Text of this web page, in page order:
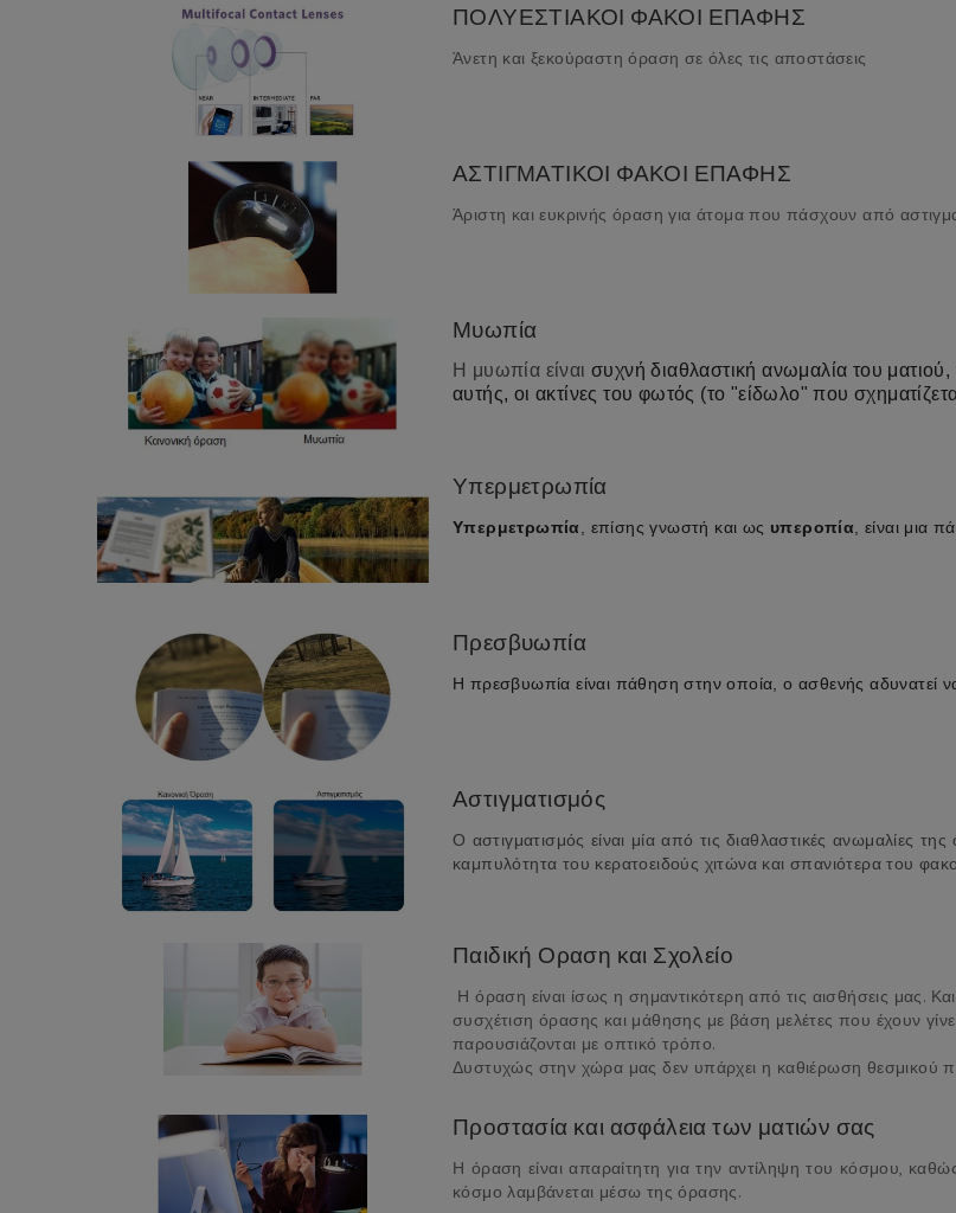
ΠΟΛΥΕΣΤΙΑΚΟΙ ΦΑΚΟΙ ΕΠΑΦΗΣ
Άνετη και ξεκούραστη όραση σε όλες τις αποστάσεις
ΑΣΤΙΓΜΑΤΙΚΟΙ ΦΑΚΟΙ ΕΠΑΦΗΣ
Άριστη και ευκρινής όραση για άτομα που πάσχουν από
Μυωπία
Η μυωπία είναισυχνή διαθλαστική ανωμαλία του
αυτής, οι ακτίνες του φωτός (το "είδωλο" που
Υπερμετρωπία
Υπερμετρωπία , επίσης γνωστή και ως υπεροπία , είναι μια
Πρεσβυωπία
Η πρεσβυωπία είναι πάθηση στην οποία, ο ασθενής αδυνατεί να
Αστιγματισμός
Ο αστιγματισμός είναι μία από τις διαθλαστικές ανωμαλίες
καμπυλότητα του κερατοειδούς χιτώνα και σπανιότερα του
Παιδική Οραση και Σχολείο
Η όραση είναι ίσως η σημαντικότερη από τις αισθήσεις μας.
συσχέτιση όρασης και μάθησης με βάση μελέτες που έχουν
παρουσιάζονται με οπτικό τρόπο.
Δυστυχώς στην χώρα μας δεν υπάρχει η καθιέρωση θεσμικού
Προστασία και ασφάλεια των ματιών σας
Η όραση είναι απαραίτητη για την αντίληψη του κόσμου,
κόσμο λαμβάνεται μέσω της όρασης.